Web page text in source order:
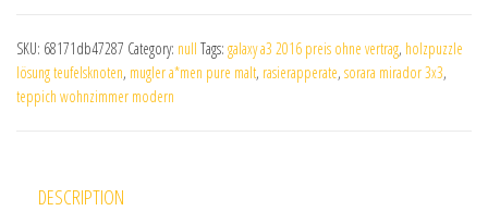
SKU: 68171db47287 Category: null Tags: galaxy a3 2016 preis ohne vertrag, holzpuzzle
lösung teufelsknoten, mugler a*men pure malt, rasierapperate, sorara mirador 3x3,
teppich wohnzimmer modern
DESCRIPTION